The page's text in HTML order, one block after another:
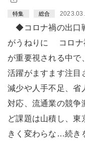
特集 総合
◆コロナ禍の出口
がうねりに コロナ
が重要視される中で
活躍がますます注目
減少や人手不足、省
対応、流通業の競争
ど課題は山積し、東
きく変わらな…続き